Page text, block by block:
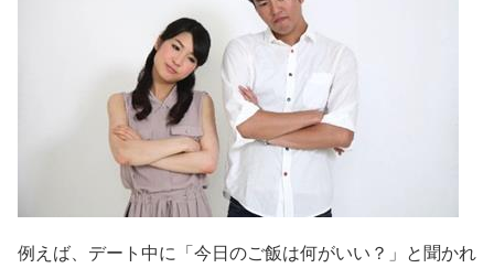
例えば、デート中に「今日のご飯は何がいい？」と聞かれ